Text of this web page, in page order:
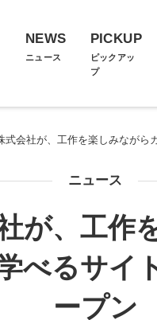
NEWS
ニュース
PICKUP
ピックアッ
プ
式会社が、工作を楽しみながら
ニュース
が、工作
べるサイ
ープン